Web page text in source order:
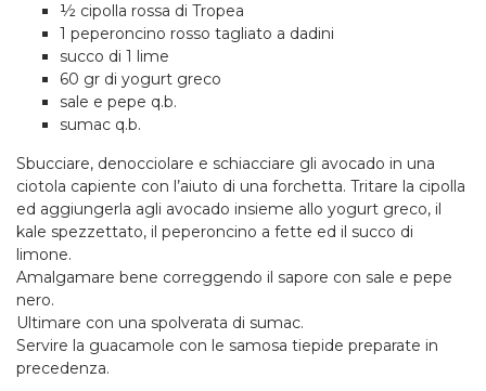
½ cipolla rossa di Tropea
1 peperoncino rosso tagliato a dadini
succo di 1 lime
60 gr di yogurt greco
sale e pepe q.b.
sumac q.b.
Sbucciare, denocciolare e schiacciare gli avocado in una
ciotola capiente con l’aiuto di una forchetta. Tritare la cipolla
ed aggiungerla agli avocado insieme allo yogurt greco, il
kale spezzettato, il peperoncino a fette ed il succo di
limone.
Amalgamare bene correggendo il sapore con sale e pepe
nero.
Ultimare con una spolverata di sumac.
Servire la guacamole con le samosa tiepide preparate in
precedenza.